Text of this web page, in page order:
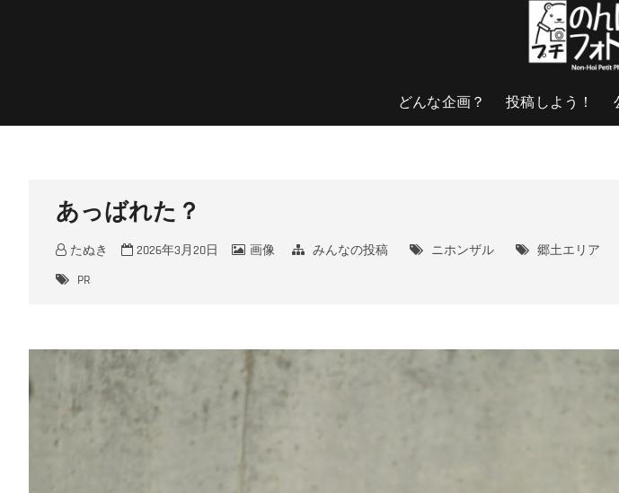
どんな企画？ 投稿しよう！
あっばれた？
たぬき 2026年3月20日 画像 みんなの投稿 ニホンザル
郷土エリア
PR